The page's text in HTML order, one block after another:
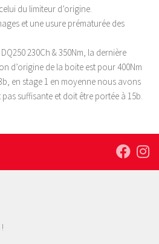
du limiteur d’origine.
et une usure prématurée des
230Ch & 350Nm, la dernière
d’origine de la boite est pour 400Nm
en stage 1 en moyenne nous avons
pas suffisante et doit être portée à 15b.